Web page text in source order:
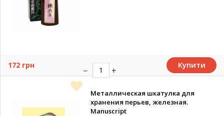
172 грн Купити
Металлическая шкатулка для
хранения перьев, железная.
Manuscript